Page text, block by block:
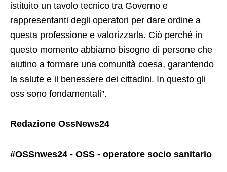
istituito un tavolo tecnico tra Governo e
rappresentanti degli operatori per dare ordine a
questa professione e valorizzarla. Ciò perché in
questo momento abbiamo bisogno di persone che
aiutino a formare una comunità coesa, garantendo
la salute e il benessere dei cittadini. In questo gli
oss sono fondamentali”.
Redazione OssNews24
#OSSnwes24 - OSS - operatore socio sanitario